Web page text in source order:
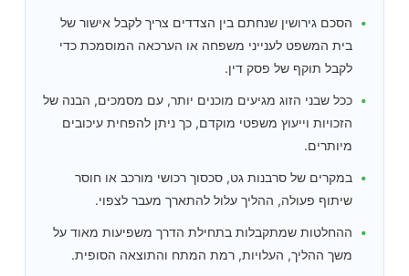
הסכם גירושין שנחתם בין הצדדים צריך לקבל אישור של
בית המשפט לענייני משפחה או הערכאה המוסמכת כדי
לקבל תוקף של פסק דין.
ככל שבני הזוג מגיעים מוכנים יותר, עם מסמכים, הבנה של
הזכויות וייעוץ משפטי מוקדם, כך ניתן להפחית עיכובים
מיותרים.
במקרים של סרבנות גט, סכסוך רכושי מורכב או חוסר
שיתוף פעולה, ההליך עלול להתארך מעבר לצפוי.
ההחלטות שמתקבלות בתחילת הדרך משפיעות מאוד על
משך ההליך, העלויות, רמת המתח והתוצאה הסופית.